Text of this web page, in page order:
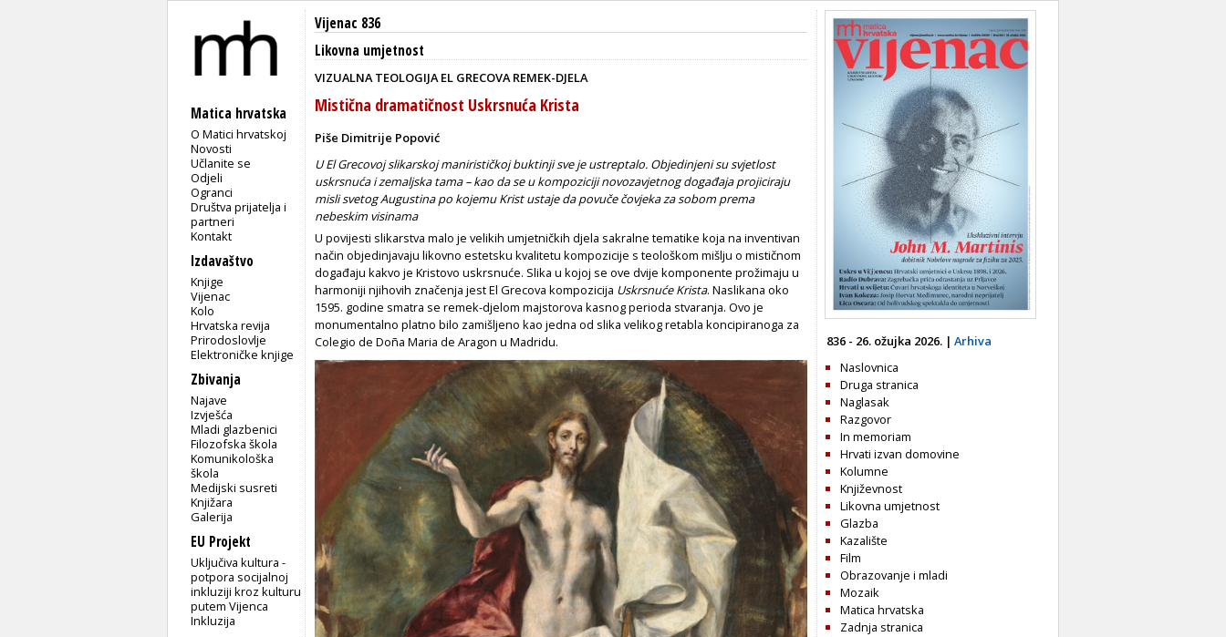
Matica hrvatska
O Matici hrvatskoj
Novosti
Učlanite se
Odjeli
Ogranci
Društva prijatelja i
partneri
Kontakt
Izdavaštvo
Knjige
Vijenac
Kolo
Hrvatska revija
Prirodoslovlje
Elektroničke knjige
Zbivanja
Najave
Izvješća
Mladi glazbenici
Filozofska škola
Komunikološka
škola
Medijski susreti
Knjižara
Galerija
EU Projekt
Uključiva kultura -
potpora socijalnoj
inkluziji kroz kulturu
putem Vijenca
Inkluzija
Vijenac 836
Likovna umjetnost
VIZUALNA TEOLOGIJA EL GRECOVA REMEK-DJELA
Mistična dramatičnost Uskrsnuća Krista
Piše Dimitrije Popović
U El Grecovoj slikarskoj manirističkoj buktinji sve je ustreptalo. Objedinjeni su svjetlost
uskrsnuća i zemaljska tama – kao da se u kompoziciji novozavjetnog događaja projiciraju
misli svetog Augustina po kojemu Krist ustaje da povuče čovjeka za sobom prema
nebeskim visinama
U povijesti slikarstva malo je velikih umjetničkih djela sakralne tematike koja na inventivan
način objedinjavaju likovno estetsku kvalitetu kompozicije s teološkom mišlju o mističnom
događaju kakvo je Kristovo uskrsnuće. Slika u kojoj se ove dvije komponente prožimaju u
harmoniji njihovih značenja jest El Grecova kompozicija Uskrsnuće Krista. Naslikana oko
1595. godine smatra se remek-djelom majstorova kasnog perioda stvaranja. Ovo je
monumentalno platno bilo zamišljeno kao jedna od slika velikog retabla koncipiranoga za
Colegio de Doña Maria de Aragon u Madridu.
836 - 26. ožujka 2026. | Arhiva
Naslovnica
Druga stranica
Naglasak
Razgovor
In memoriam
Hrvati izvan domovine
Kolumne
Književnost
Likovna umjetnost
Glazba
Kazalište
Film
Obrazovanje i mladi
Mozaik
Matica hrvatska
Zadnja stranica